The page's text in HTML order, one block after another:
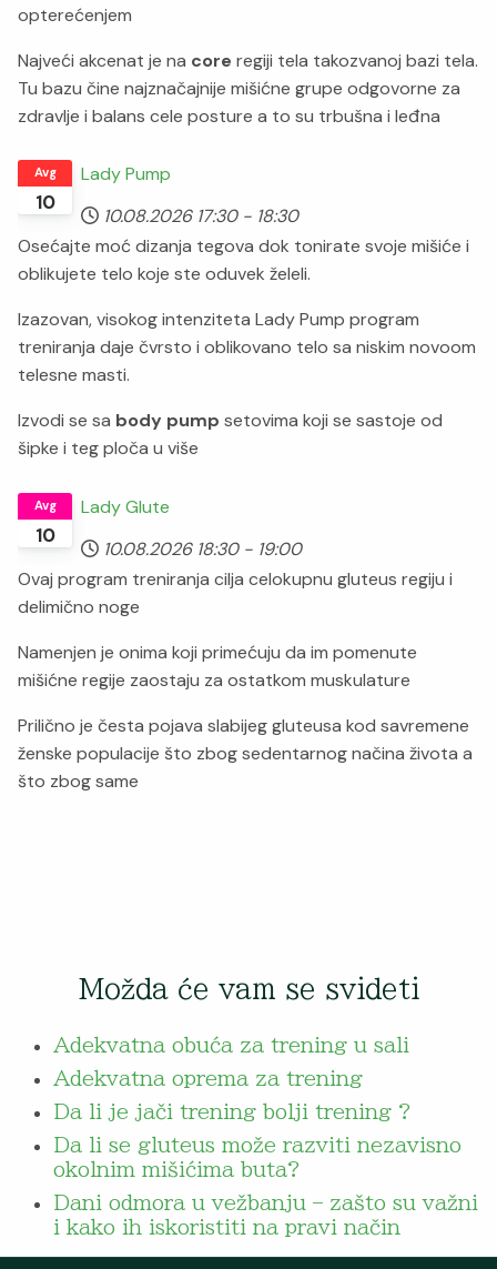
opterećenjem
Najveći akcenat je na core regiji tela takozvanoj bazi tela.
Tu bazu čine najznačajnije mišićne grupe odgovorne za
zdravlje i balans cele posture a to su trbušna i leđna
10
Avg
Lady Pump
10.08.2026 17:30 - 18:30
Osećajte moć dizanja tegova dok tonirate svoje mišiće i
oblikujete telo koje ste oduvek želeli.
Izazovan, visokog intenziteta Lady Pump program
treniranja daje čvrsto i oblikovano telo sa niskim novoom
telesne masti.
Izvodi se sa body pump setovima koji se sastoje od
šipke i teg ploča u više
10
Avg
Lady Glute
10.08.2026 18:30 - 19:00
Ovaj program treniranja cilja celokupnu gluteus regiju i
delimično noge
Namenjen je onima koji primećuju da im pomenute
mišićne regije zaostaju za ostatkom muskulature
Prilično je česta pojava slabijeg gluteusa kod savremene
ženske populacije što zbog sedentarnog načina života a
što zbog same
Možda će vam se svideti
Adekvatna obuća za trening u sali
Adekvatna oprema za trening
Da li je jači trening bolji trening ?
Da li se gluteus može razviti nezavisno
okolnim mišićima buta?
Dani odmora u vežbanju – zašto su važni
i kako ih iskoristiti na pravi način